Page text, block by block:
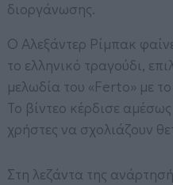
διοργάνωσης.
Ο Αλεξάντερ Ρίμπακ
το ελληνικό τραγούδι,
μελωδία του «Ferto» με
Το βίντεο κέρδισε αμέσως
χρήστες να σχολιάζουν
Στη λεζάντα της